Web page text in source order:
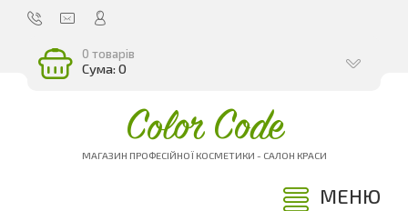
0 товарів
Сума: 0
Color Code
МАГАЗИН ПРОФЕСІЙНОЇ КОСМЕТИКИ - САЛОН КРАСИ
МЕНЮ